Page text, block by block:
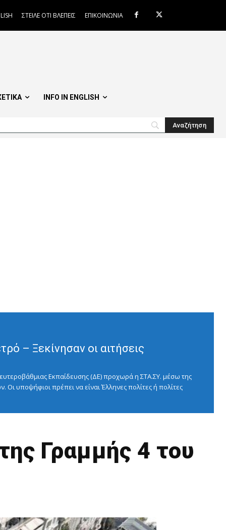
ΣΤΕΙΛΕ ΟΤΙ ΒΛΕΠΕΙΣ ΕΠΙΚΟΙΝΩΝΙΑ
INFO IN ENGLISH
– Ξεκίνησαν οι αιτήσεις
Εκπαίδευσης (ΔΕ) προχωρά η ΣΤΑ.ΣΥ. μέσω της
Οι υποψήφιοι πρέπει να είναι Έλληνες πολίτες ή πολίτες
Γραμμής 4 του